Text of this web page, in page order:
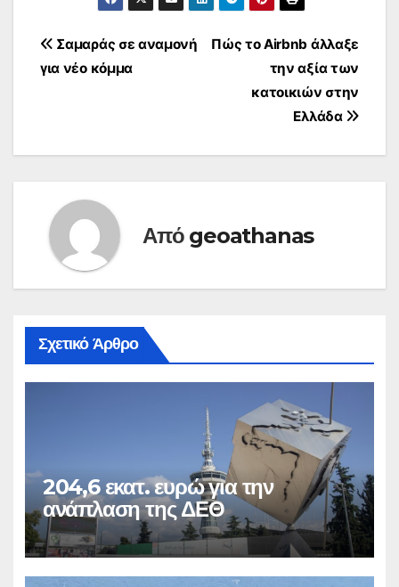
Πλοήγηση
άρθρων
Πώς το Airbnb άλλαξε
την αξία των
κατοικιών στην
Ελλάδα
Σαμαράς σε αναμονή
για νέο κόμμα
Από geoathanas
Σχετικό Άρθρο
204,6 εκατ. ευρώ για την
ανάπλαση της ΔΕΘ